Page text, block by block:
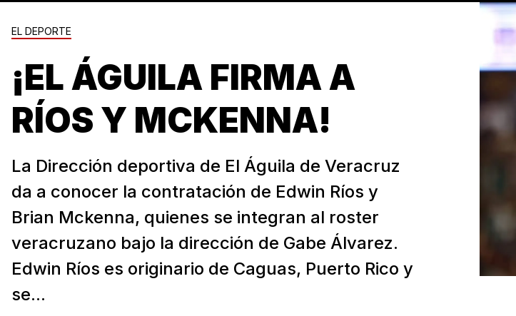
EL DEPORTE
¡EL ÁGUILA FIRMA A
RÍOS Y MCKENNA!
La Dirección deportiva de El Águila de Veracruz
da a conocer la contratación de Edwin Ríos y
Brian Mckenna, quienes se integran al roster
veracruzano bajo la dirección de Gabe Álvarez.
Edwin Ríos es originario de Caguas, Puerto Rico y
se...